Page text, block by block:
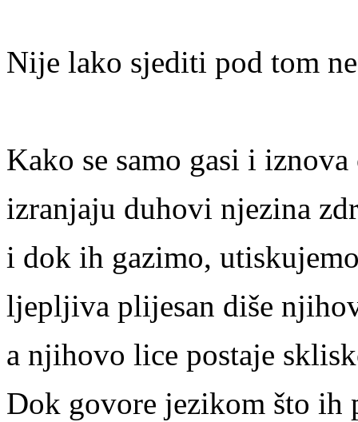
Nije lako sjediti pod tom
Kako se samo gasi i
izranjaju duhovi njezina
i dok ih gazimo,
ljepljiva plijesan diše
a njihovo lice postaje
Dok govore jezikom što ih